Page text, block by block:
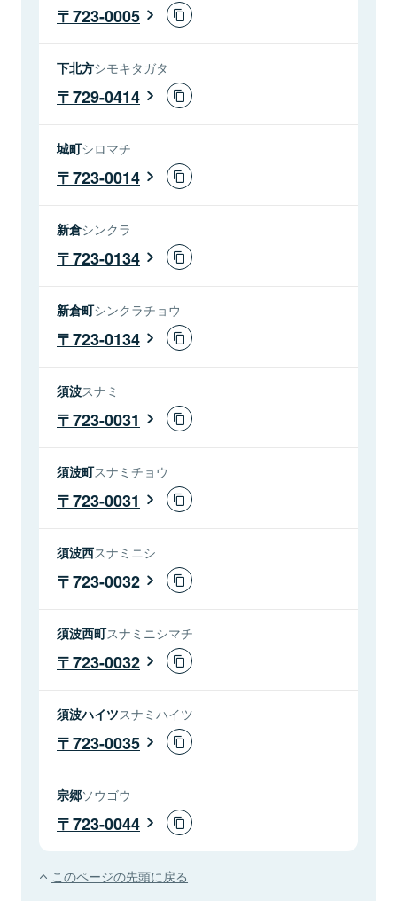
723-0005
下北方シモキタガタ
729-0414
城町シロマチ
723-0014
新倉シンクラ
723-0134
新倉町シンクラチョウ
723-0134
須波スナミ
723-0031
須波町スナミチョウ
723-0031
須波西スナミニシ
723-0032
須波西町スナミニシマチ
723-0032
須波ハイツスナミハイツ
723-0035
宗郷ソウゴウ
723-0044
このページの先頭に戻る